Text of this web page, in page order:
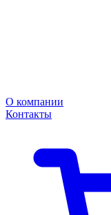
О компании
Контакты